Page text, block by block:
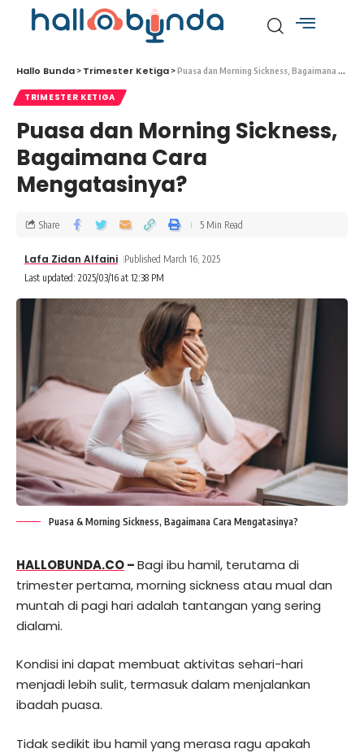
Hallo Bunda > Trimester Ketiga >Puasa dan Morning Sickness, Bagaimana Cara Mengatasinya?
TRIMESTER KETIGA
Puasa dan Morning Sickness,
Bagaimana Cara
Mengatasinya?
Last updated: 2025/03/16 at 12:38 PM
Lafa Zidan Alfaini Published March 16, 2025
Share 5 Min Read
Puasa & Morning Sickness, Bagaimana Cara Mengatasinya?
HALLOBUNDA.CO–Bagi ibu hamil, terutama di
trimester pertama, morning sickness atau mual dan
muntah di pagi hari adalah tantangan yang sering
dialami.
Kondisi ini dapat membuat aktivitas sehari-hari
menjadi lebih sulit, termasuk dalam menjalankan
ibadah puasa.
Tidak sedikit ibu hamil yang merasa ragu apakah